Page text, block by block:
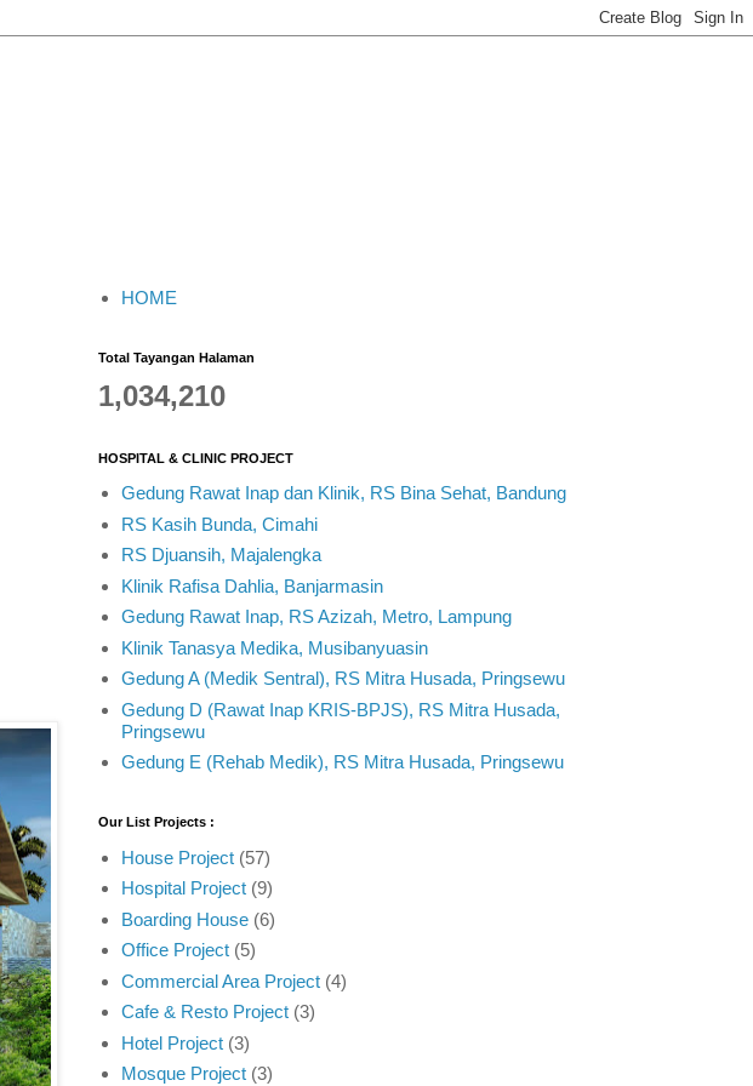
HOME
Total Tayangan Halaman
1,034,210
HOSPITAL & CLINIC PROJECT
Gedung Rawat Inap dan Klinik, RS Bina Sehat, Bandung
RS Kasih Bunda, Cimahi
RS Djuansih, Majalengka
Klinik Rafisa Dahlia, Banjarmasin
Gedung Rawat Inap, RS Azizah, Metro, Lampung
Klinik Tanasya Medika, Musibanyuasin
Gedung A (Medik Sentral), RS Mitra Husada, Pringsewu
Gedung D (Rawat Inap KRIS-BPJS), RS Mitra Husada,
Pringsewu
Gedung E (Rehab Medik), RS Mitra Husada, Pringsewu
Our List Projects :
House Project (57)
Hospital Project (9)
Boarding House (6)
Office Project (5)
Commercial Area Project (4)
Cafe & Resto Project (3)
Hotel Project (3)
Mosque Project (3)